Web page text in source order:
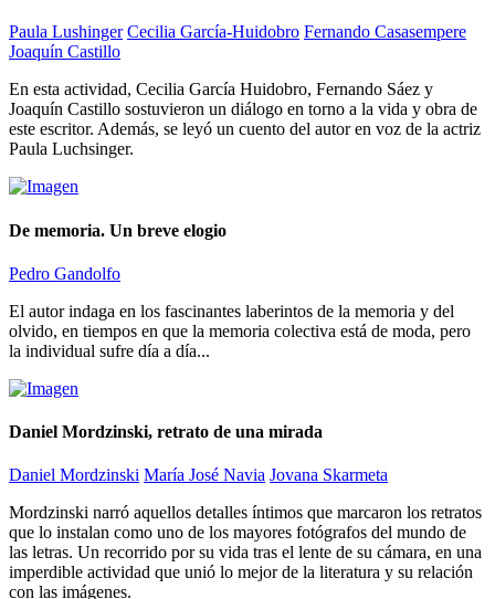
Paula Lushinger Cecilia García-Huidobro Fernando Casasempere
Joaquín Castillo
En esta actividad, Cecilia García Huidobro, Fernando Sáez y
Joaquín Castillo sostuvieron un diálogo en torno a la vida y obra de
este escritor. Además, se leyó un cuento del autor en voz de la actriz
Paula Luchsinger.
De memoria. Un breve elogio
Pedro Gandolfo
El autor indaga en los fascinantes laberintos de la memoria y del
olvido, en tiempos en que la memoria colectiva está de moda, pero
la individual sufre día a día...
Daniel Mordzinski, retrato de una mirada
Daniel Mordzinski María José Navia Jovana Skarmeta
Mordzinski narró aquellos detalles íntimos que marcaron los retratos
que lo instalan como uno de los mayores fotógrafos del mundo de
las letras. Un recorrido por su vida tras el lente de su cámara, en una
imperdible actividad que unió lo mejor de la literatura y su relación
con las imágenes.